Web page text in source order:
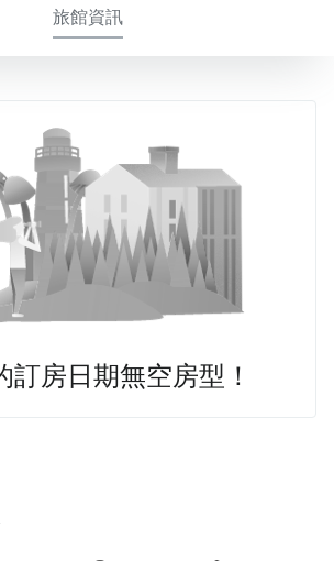
旅館資訊
訂房日期無空房型！